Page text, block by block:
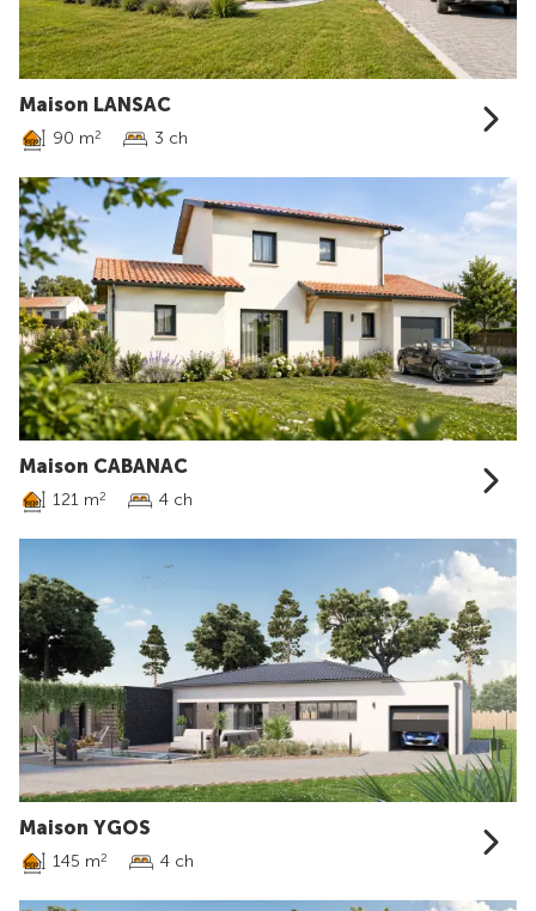
Maison LANSAC
90 m2 3 ch
Maison CABANAC
121 m2 4 ch
Maison YGOS
145 m2 4 ch